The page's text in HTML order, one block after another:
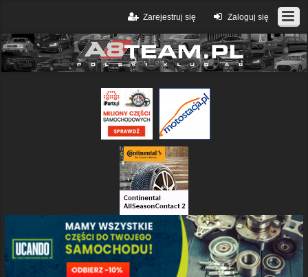
Zaloguj się
Zarejestruj się